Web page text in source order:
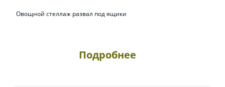
Подробнее
Овощной стеллаж развал под ящики